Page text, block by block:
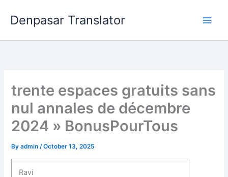
Denpasar Translator
trente espaces gratuits sans
nul annales de décembre
2024 » BonusPourTous
Byadmin/October 13, 2025
Ravi